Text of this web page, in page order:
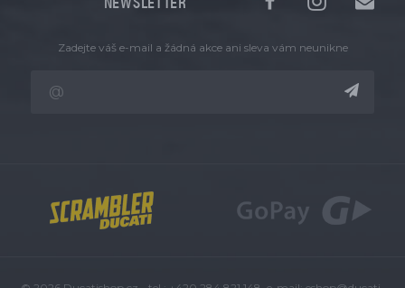
Zadejte váš e-mail a žádná akce ani sleva vám neunikne